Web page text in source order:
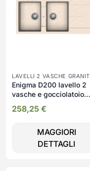
LAVELLI 2 VASCHE
Enigma D200 lavello 2
vasche e gocciolatoio
258,25 €
MAGGIORI
DETTAGLI